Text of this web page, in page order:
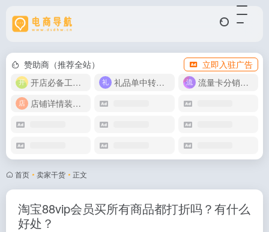
赞助商（推荐全站）
立即入驻广告
开店必备工具箱
礼品单中转同步单
流量卡分销代理
店铺详情装修模版
首页 • 卖家干货 • 正文
淘宝88vip会员买所有商品都打折吗？有什么
好处？